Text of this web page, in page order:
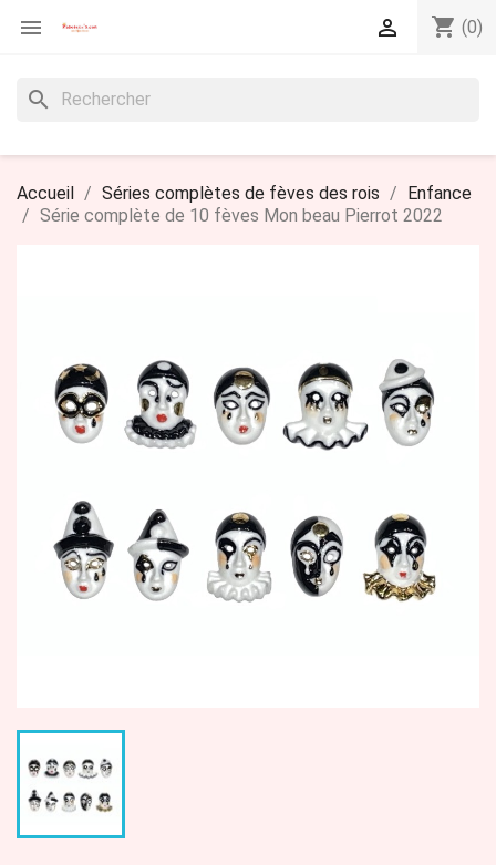
 shopping_cart (0)

search
Accueil Séries complètes de fèves des rois
Enfance
Série complète de 10 fèves Mon beau Pierrot 2022